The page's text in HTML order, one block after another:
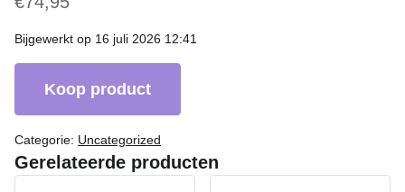
Bijgewerkt op 16 juli 2026 12:41
Koop product
Categorie: Uncategorized
Gerelateerde producten